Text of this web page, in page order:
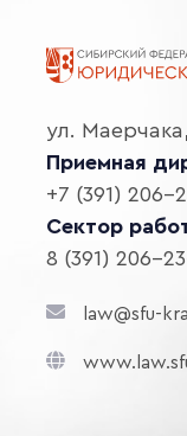
ул.
Приемная
+7 (391) 206-
Сектор
8 (391) 206-
law@sfu-